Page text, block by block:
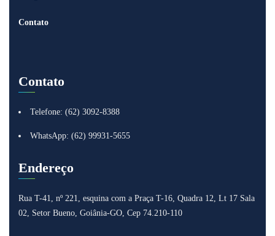
Contato
Contato
Telefone: (62) 3092-8388
WhatsApp: (62) 99931-5655
Endereço
Rua T-41, nº 221, esquina com a Praça T-16, Quadra 12, Lt 17 Sala
02, Setor Bueno, Goiânia-GO, Cep 74.210-110